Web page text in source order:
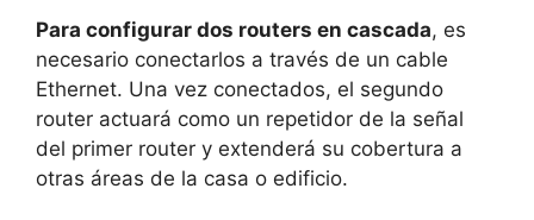
Para configurar dos routers en cascada, es
necesario conectarlos a través de un cable
Ethernet. Una vez conectados, el segundo
router actuará como un repetidor de la señal
del primer router y extenderá su cobertura a
otras áreas de la casa o edificio.